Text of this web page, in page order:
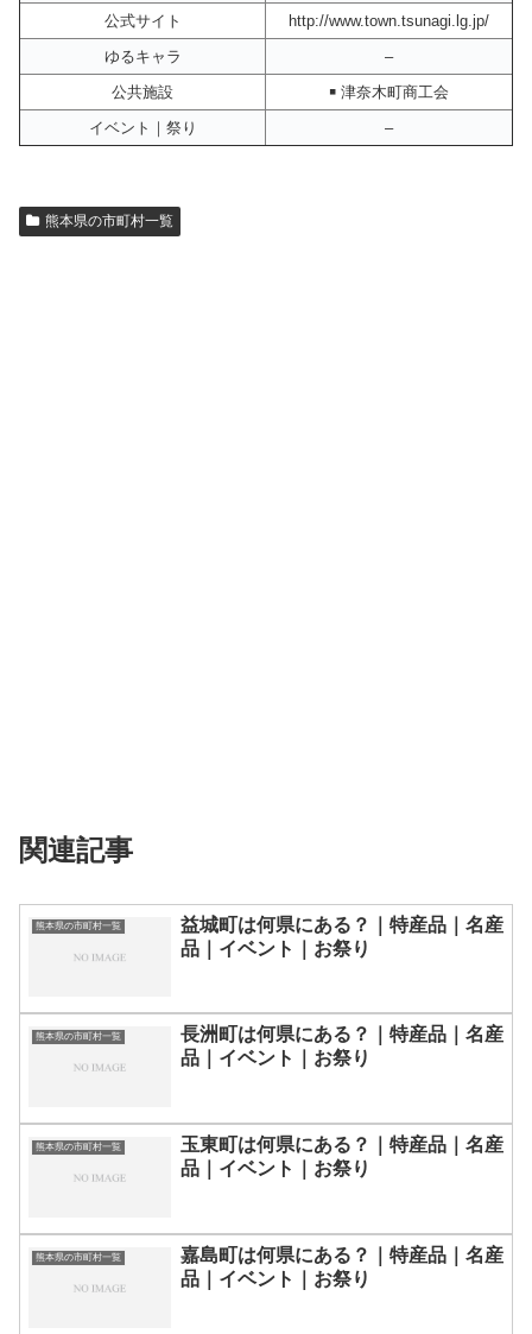
公式サイト
http://www.town.tsunagi.lg.jp/
ゆるキャラ
–
公共施設
￭ 津奈木町商工会
イベント｜祭り
–
熊本県の市町村一覧
関連記事
熊本県の市町村一覧
益城町は何県にある？｜特産品｜名産
品｜イベント｜お祭り
熊本県の市町村一覧
長洲町は何県にある？｜特産品｜名産
品｜イベント｜お祭り
熊本県の市町村一覧
玉東町は何県にある？｜特産品｜名産
品｜イベント｜お祭り
熊本県の市町村一覧
嘉島町は何県にある？｜特産品｜名産
品｜イベント｜お祭り